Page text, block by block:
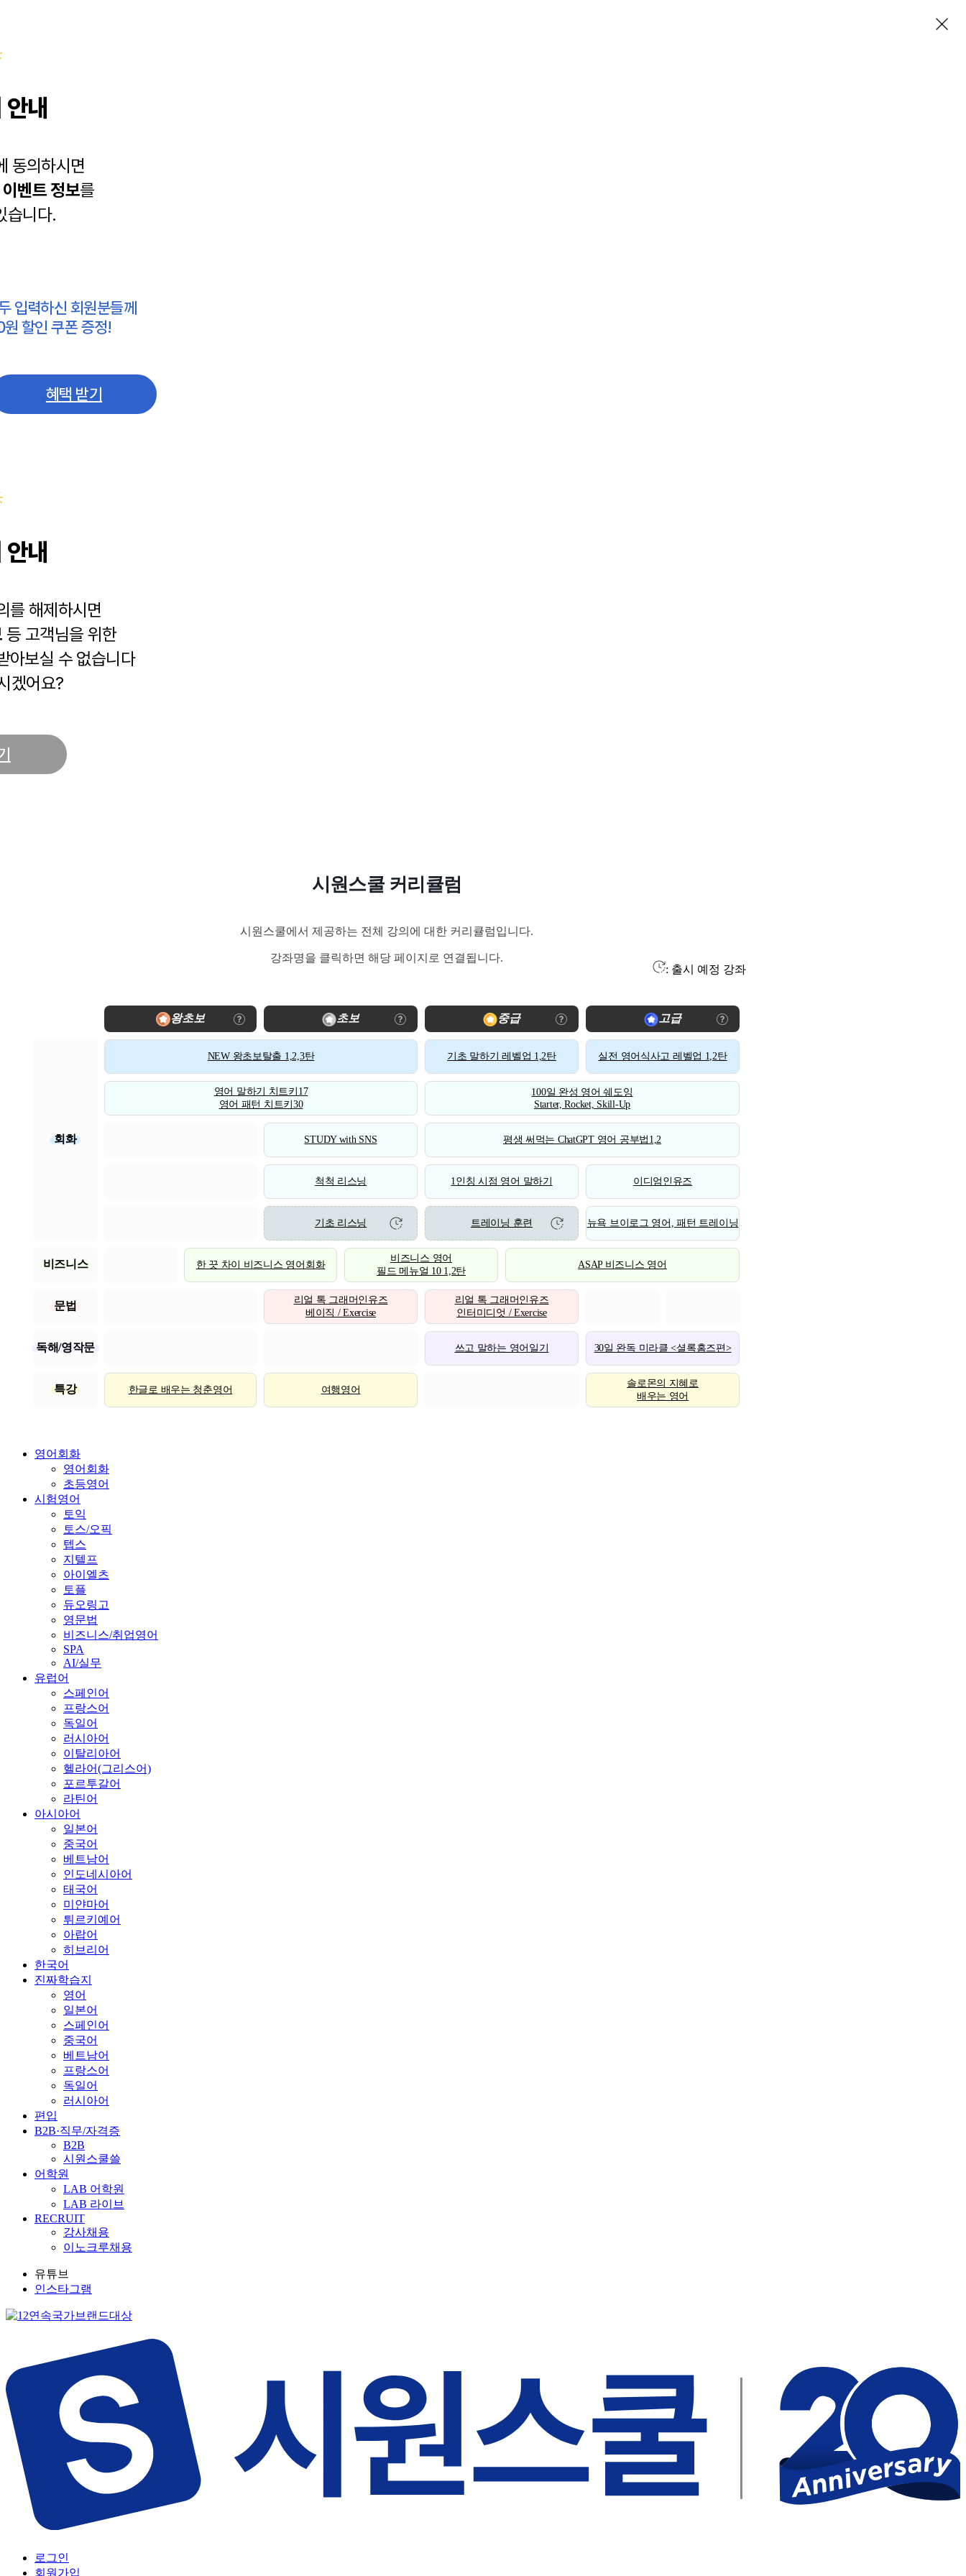
내
동의하시면
이벤트 정보를
습니다.
입력하신 회원분들께
할인 쿠폰 증정!
혜택 받기
내
를 해제하시면
등 고객님을 위한
아보실 수 없습니다
겠어요?
시원스쿨 커리큘럼
시원스쿨에서 제공하는 전체 강의에 대한 커리큘럼입니다.
강좌명을 클릭하면 해당 페이지로 연결됩니다.
: 출시 예정 강좌
왕초보 초보 중급 고급
회화
NEW 왕초보탈출 1,2,3탄 기초 말하기 레벨업 1,2탄 실전 영어식사고 레벨업 1,2탄
영어 말하기 치트키17
영어 패턴 치트키30
100일 완성 영어 쉐도잉
Starter, Rocket, Skill-Up
STUDY with SNS 평생 써먹는 ChatGPT 영어 공부법1,2
척척 리스닝 1인칭 시점 영어 말하기 이디엄인유즈
기초 리스닝 트레이닝 훈련 뉴욕 브이로그 영어, 패턴 트레이닝
비즈니스 한 끗 차이 비즈니스 영어회화
비즈니스 영어
필드 메뉴얼 10 1,2탄
ASAP 비즈니스 영어
문법
리얼 톡 그래머인유즈
베이직 / Exercise
리얼 톡 그래머인유즈
인터미디엇 / Exercise
독해/영작문 쓰고 말하는 영어일기 30일 완독 미라클 <셜록홈즈편>
특강 한글로 배우는 청춘영어 여행영어
솔로몬의 지혜로
배우는 영어
영어회화
영어회화
초등영어
시험영어
토익
토스/오픽
텝스
지텔프
아이엘츠
토플
듀오링고
영문법
비즈니스/취업영어
SPA
AI/실무
유럽어
스페인어
프랑스어
독일어
러시아어
이탈리아어
헬라어(그리스어)
포르투갈어
라틴어
아시아어
일본어
중국어
베트남어
인도네시아어
태국어
미얀마어
튀르키예어
아랍어
히브리어
한국어
진짜학습지
영어
일본어
스페인어
중국어
베트남어
프랑스어
독일어
러시아어
편입
B2B·직무/자격증
B2B
시원스쿨쓸
어학원
LAB 어학원
LAB 라이브
RECRUIT
강사채용
이노크루채용
유튜브
인스타그램
로그인
회원가입